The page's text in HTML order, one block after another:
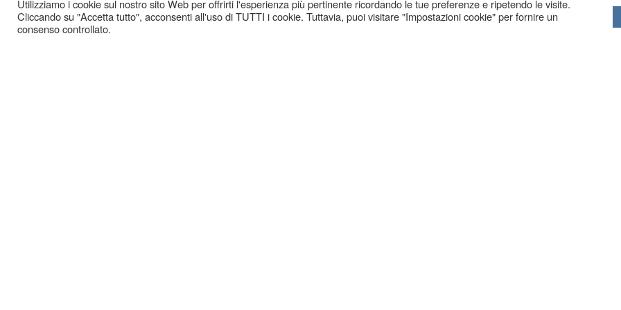
Utilizziamo i cookie sul nostro sito Web per offrirti l'esperienza più pertinente ricordando le tue preferenze e ripetendo le visite.
Cliccando su "Accetta tutto", acconsenti all'uso di TUTTI i cookie. Tuttavia, puoi visitare "Impostazioni cookie" per fornire un
consenso controllato.